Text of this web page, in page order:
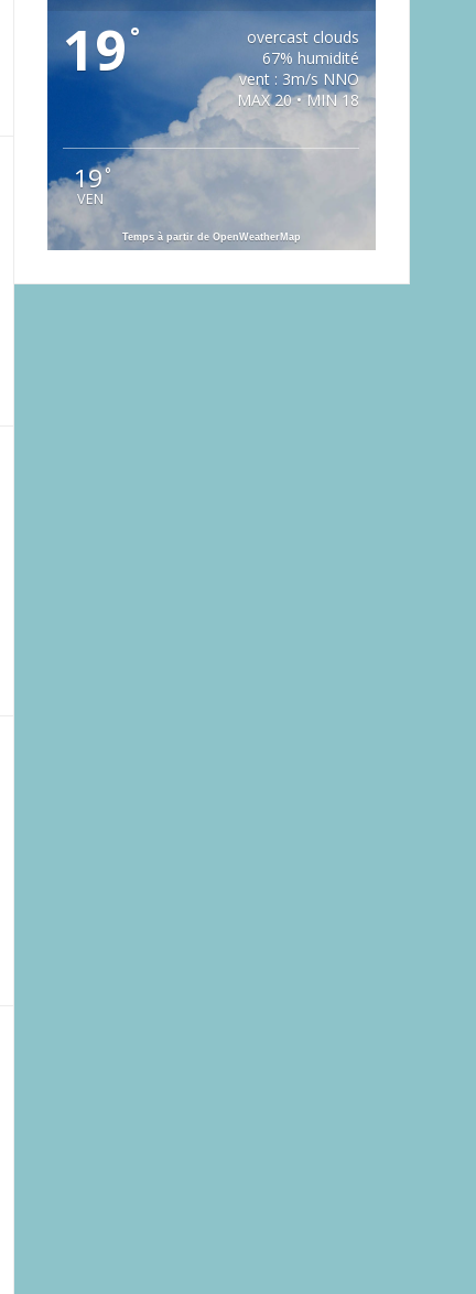
19°
overcast clouds
67% humidité
vent : 3m/s NNO
MAX 20 • MIN 18
19°
VEN
Temps à partir de OpenWeatherMap